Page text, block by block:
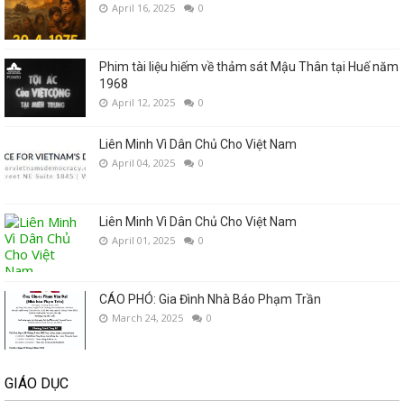
April 16, 2025 0
Phim tài liệu hiếm về thảm sát Mậu Thân tại Huế năm
1968
April 12, 2025 0
Liên Minh Vì Dân Chủ Cho Việt Nam
April 04, 2025 0
Liên Minh Vì Dân Chủ Cho Việt Nam
April 01, 2025 0
CÁO PHÓ: Gia Đình Nhà Báo Phạm Trần
March 24, 2025 0
GIÁO DỤC